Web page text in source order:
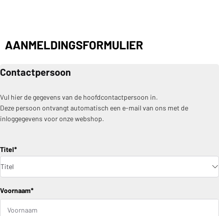
AANMELDINGSFORMULIER
Contactpersoon
Vul hier de gegevens van de hoofdcontactpersoon in.
Deze persoon ontvangt automatisch een e-mail van ons met de
inloggegevens voor onze webshop.
Voornaam*